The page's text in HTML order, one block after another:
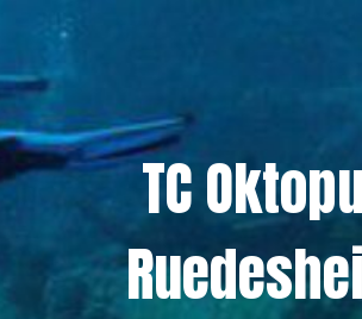
content
TC